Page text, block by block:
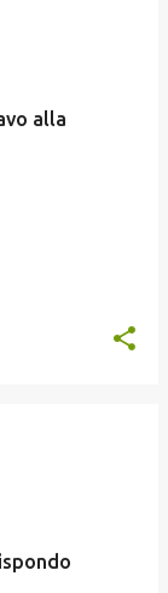
alla